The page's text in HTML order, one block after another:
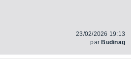
23/02/2026 19:13
par Budinag